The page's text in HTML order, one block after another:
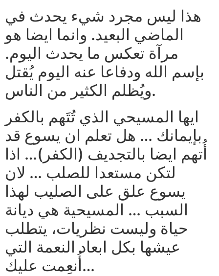
هذا ليس مجرد شيء يحدث في
الماضي البعيد. وانما ايضا هو
مرآة تعكس ما يحدث اليوم.
بإسم الله ودفاعا عنه اليوم يُقتل
ويُظلم الكثير من الناس.
ايها المسيحي الذي تُتَهم بالكفر
بإيمانك … هل تعلم ان يسوع قد
أُتهم ايضا بالتجديف (الكفر)… اذا
لتكن مستعدا للصلب … لان
يسوع علق على الصليب لهذا
السبب … المسيحية هي ديانة
حياة وليست نظريات، يتطلب
عيشها بكل ابعاد النعمة التي
أُنعِمت عليك…